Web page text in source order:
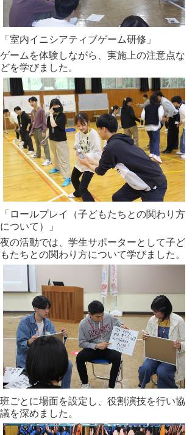
「室内イニシアティブゲーム研修」
ゲームを体験しながら、実施上の注意点な
どを学びました。
「ロールプレイ（子どもたちとの関わり方
について）」
夜の活動では、学生サポーターとして子ど
もたちとの関わり方について学びました。
班ごとに場面を設定し、役割演技を行い協
議を深めました。